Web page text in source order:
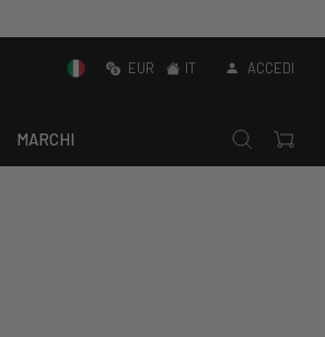
EUR IT ACCEDI
MARCHI